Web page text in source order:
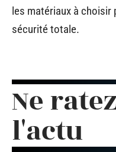
les matériaux à choisir
sécurité totale.
Ne
l'actu